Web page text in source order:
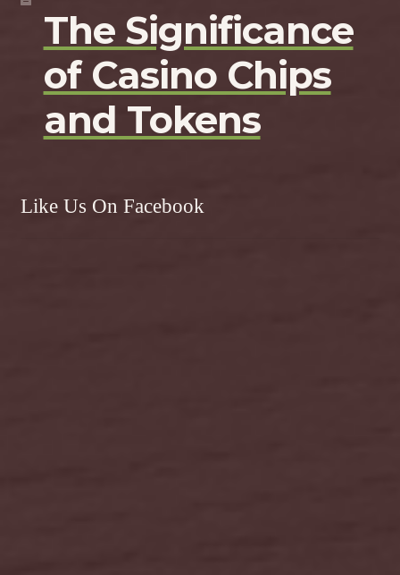
The Significance
of Casino Chips
and Tokens
Like Us On Facebook